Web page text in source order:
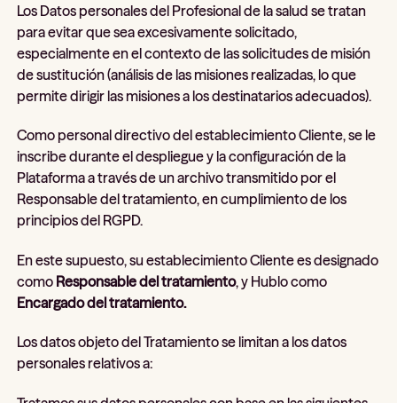
Los Datos personales del Profesional de la salud se tratan
para evitar que sea excesivamente solicitado,
especialmente en el contexto de las solicitudes de misión
de sustitución (análisis de las misiones realizadas, lo que
permite dirigir las misiones a los destinatarios adecuados).
Como personal directivo del establecimiento Cliente, se le
inscribe durante el despliegue y la configuración de la
Plataforma a través de un archivo transmitido por el
Responsable del tratamiento, en cumplimiento de los
principios del RGPD.
En este supuesto, su establecimiento Cliente es designado
como Responsable del tratamiento, y Hublo como
Encargado del tratamiento.
Los datos objeto del Tratamiento se limitan a los datos
personales relativos a: